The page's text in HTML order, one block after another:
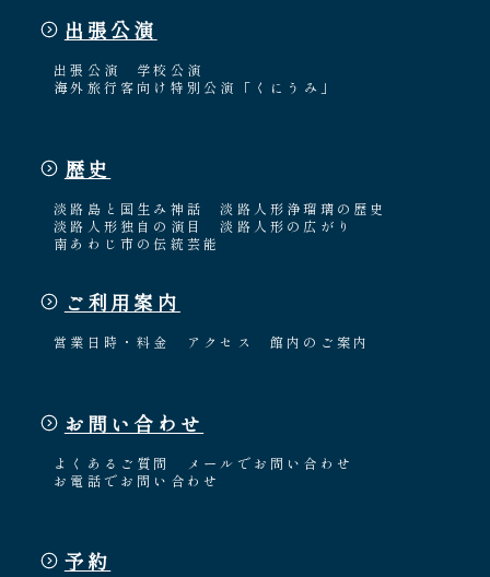
出張公演
出張公演
学校公演
海外旅行客向け特別公演「くにうみ」
歴史
淡路島と国生み神話
淡路人形浄瑠璃の歴史
淡路人形独自の演目
淡路人形の広がり
南あわじ市の伝統芸能
ご利用案内
営業日時・料金 アクセス 館内のご案内
お問い合わせ
よくあるご質問
メールでお問い合わせ
お電話でお問い合わせ
予約